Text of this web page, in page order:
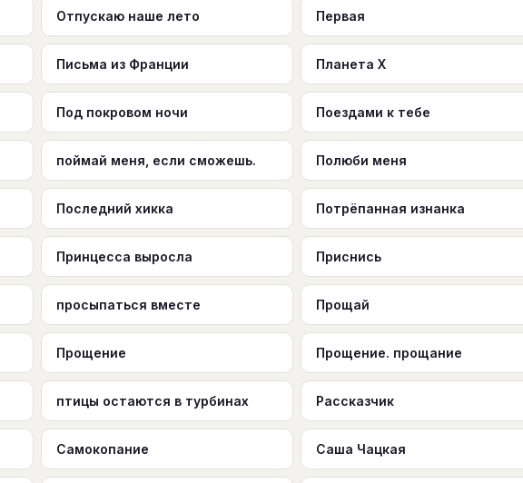
Отпускаю наше лето Первая
Письма из Франции Планета X
Под покровом ночи Поездами к тебе
поймай меня, если сможешь. Полюби меня
Последний хикка Потрёпанная изнанка
Принцесса выросла Приснись
просыпаться вместе Прощай
Прощение Прощение. прощание
птицы остаются в турбинах Рассказчик
Самокопание Саша Чацкая